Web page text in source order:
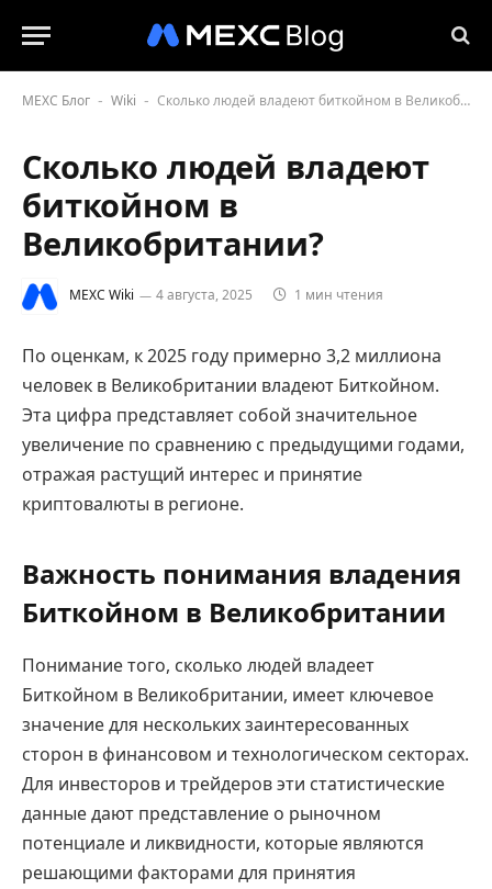
MEXC Блог - Wiki - Сколько людей владеют биткойном в Великобритании?
Сколько людей владеют
биткойном в
Великобритании?
MEXC Wiki 4 августа, 2025 1 мин чтения
По оценкам, к 2025 году примерно 3,2 миллиона
человек в Великобритании владеют Биткойном.
Эта цифра представляет собой значительное
увеличение по сравнению с предыдущими годами,
отражая растущий интерес и принятие
криптовалюты в регионе.
Важность понимания владения
Биткойном в Великобритании
Понимание того, сколько людей владеет
Биткойном в Великобритании, имеет ключевое
значение для нескольких заинтересованных
сторон в финансовом и технологическом секторах.
Для инвесторов и трейдеров эти статистические
данные дают представление о рыночном
потенциале и ликвидности, которые являются
решающими факторами для принятия